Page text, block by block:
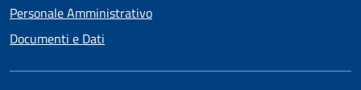
Personale Amministrativo
Documenti e Dati